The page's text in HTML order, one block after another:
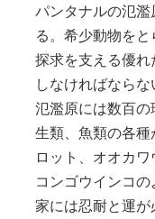
パンタナルの氾濫
る。希少動物を
探求を支える優
しなければならな
氾濫原には数百
生類、魚類の各
ロット、オオカ
コンゴウインコ
家には忍耐と運が